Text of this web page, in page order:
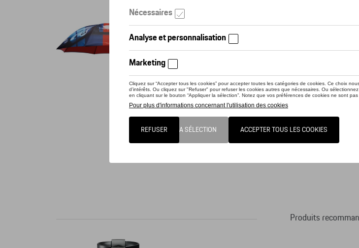
Vérifiez la disponibilité auprès de votre
Ce produit n'est actuellement pas de stock
Grand parapluie double revêtement et impression du
Produits